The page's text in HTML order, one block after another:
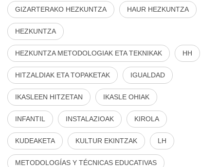
GIZARTERAKO HEZKUNTZA HAUR HEZKUNTZA
HEZKUNTZA
HEZKUNTZA METODOLOGIAK ETA TEKNIKAK HH
HITZALDIAK ETA TOPAKETAK IGUALDAD
IKASLEEN HITZETAN IKASLE OHIAK
INFANTIL INSTALAZIOAK KIROLA
KUDEAKETA KULTUR EKINTZAK LH
METODOLOGÍAS Y TÉCNICAS EDUCATIVAS